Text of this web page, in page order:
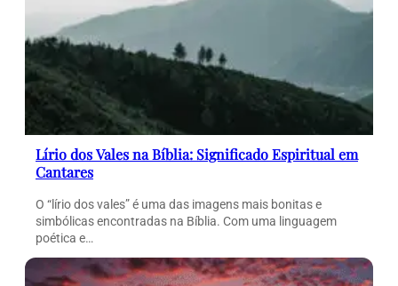
Lírio dos Vales na Bíblia: Significado Espiritual em
Cantares
O “lírio dos vales” é uma das imagens mais bonitas e
simbólicas encontradas na Bíblia. Com uma linguagem
poética e…